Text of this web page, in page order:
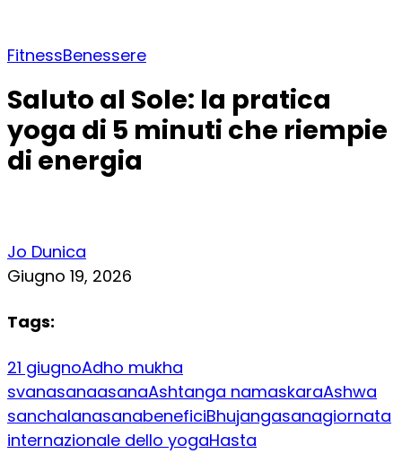
FitnessBenessere
Saluto al Sole: la pratica
yoga di 5 minuti che riempie
di energia
Jo Dunica
Giugno 19, 2026
Tags:
21 giugnoAdho mukha
svanasanaasanaAshtanga namaskaraAshwa
sanchalanasanabeneficiBhujangasanagiornata
internazionale dello yogaHasta